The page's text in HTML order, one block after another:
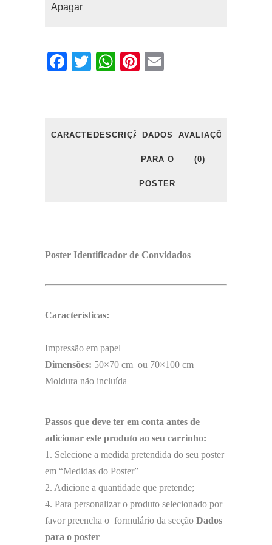
Apagar
Facebook
TwitterWhatsApp
Pinterest
CARACTERÍSTICAS
DESCRIÇÃODADOS
PARA O
POSTER
AVALIAÇÕES
(0)
Poster Identificador de Convidados
Características:
Impressão em papel
Dimensões: 50×70 cm ou 70×100 cm
Moldura não incluída
Passos que deve ter em conta antes de
adicionar este produto ao seu carrinho:
1. Selecione a medida pretendida do seu poster
em “Medidas do Poster”
2. Adicione a quantidade que pretende;
4. Para personalizar o produto selecionado por
favor preencha o formulário da secção Dados
para o poster